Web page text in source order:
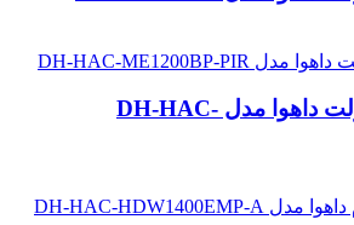
دوربین مداربسته بولت داهوا مدل DH-HAC-